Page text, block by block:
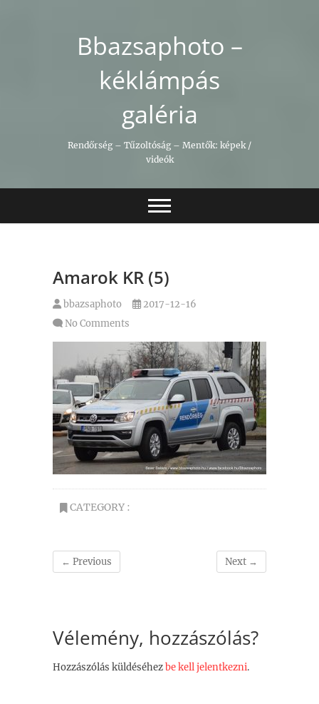
Bbazsaphoto –
kéklámpás
galéria
Rendőrség – Tűzoltóság – Mentők: képek /
videók
Amarok KR (5)
bbazsaphoto
2017-12-16
No Comments
CATEGORY :
← Previous Next →
Vélemény, hozzászólás?
Hozzászólás küldéséhezbe kell jelentkezni.